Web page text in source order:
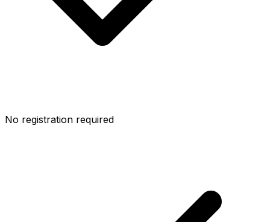
No registration required